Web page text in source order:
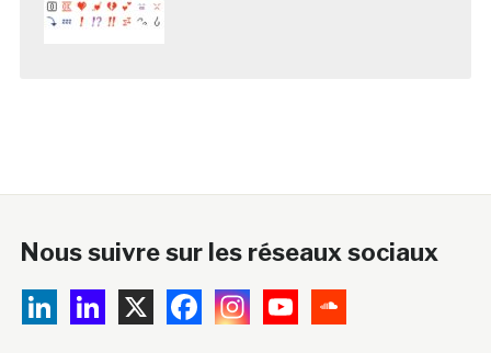
Nous suivre sur les réseaux sociaux